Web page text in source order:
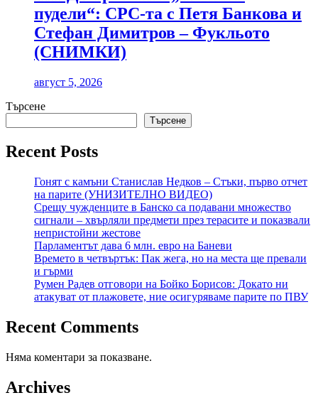
пудели“: СРС-та с Петя Банкова и
Стефан Димитров – Фукльото
(СНИМКИ)
август 5, 2026
Търсене
Търсене
Recent Posts
Гонят с камъни Станислав Недков – Стъки, първо отчет
на парите (УНИЗИТЕЛНО ВИДЕО)
Срещу чужденците в Банско са подавани множество
сигнали – хвърляли предмети през терасите и показвали
непристойни жестове
Парламентът дава 6 млн. евро на Баневи
Времето в четвъртък: Пак жега, но на места ще превали
и гърми
Румен Радев отговори на Бойко Борисов: Докато ни
атакуват от плажовете, ние осигуряваме парите по ПВУ
Recent Comments
Няма коментари за показване.
Archives